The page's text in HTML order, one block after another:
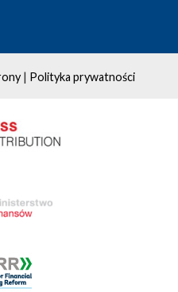
| Polityka prywatności